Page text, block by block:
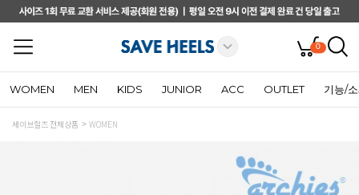
0
WOMEN MEN KIDS JUNIOR ACC OUTLET 기능/
세이브힐즈 전체상품 WOMEN